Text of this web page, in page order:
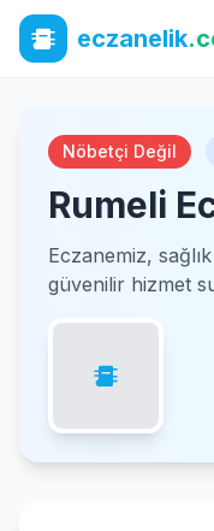
eczanelik
Nöbetçi Değil
Rumeli
Eczanemiz,
güvenilir hizmet